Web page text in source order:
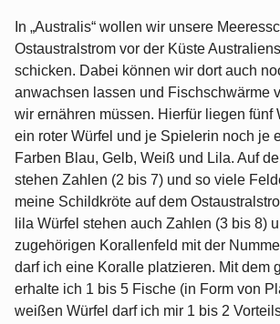
In „Australis“ wollen wir unsere
Ostaustralstrom vor der Küste
schicken. Dabei können wir dort auch
anwachsen lassen und Fischschwärme
wir ernähren müssen. Hierfür liegen fünf
ein roter Würfel und je Spielerin noch je
Farben Blau, Gelb, Weiß und Lila. Auf
stehen Zahlen (2 bis 7) und so viele
meine Schildkröte auf dem
lila Würfel stehen auch Zahlen (3 bis 8)
zugehörigen Korallenfeld mit der
darf ich eine Koralle platzieren. Mit dem
erhalte ich 1 bis 5 Fische (in Form von
weißen Würfel darf ich mir 1 bis 2